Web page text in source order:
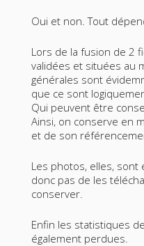
Oui et non. Tout
Lors de la fusion de 2
validées et situées au
générales sont
que ce sont
Qui peuvent être
Ainsi, on conserve en
et de son
Les photos, elles, sont
donc pas de les
conserver.
Enfin les statistiques
également perdues.